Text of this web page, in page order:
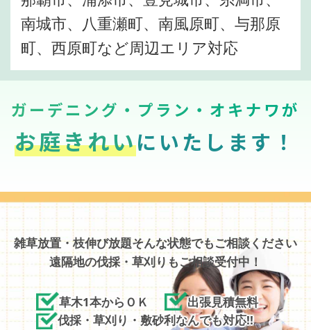
南城市、八重瀬町、南風原町、与那原
町、西原町など周辺エリア対応
ガーデニング・プラン・オキナワが
お庭きれいにいたします！
雑草放置・枝伸び放題そんな状態でもご相談ください
遠隔地の伐採・草刈りもご相談受付中！
草木1本からＯＫ
出張見積無料
伐採・草刈り・敷砂利なんでも対応!!